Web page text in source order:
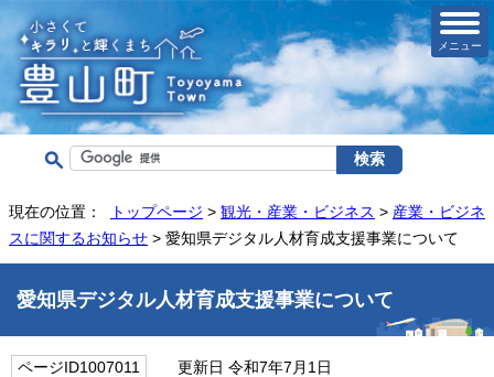
メニュー
現在の位置： トップページ > 観光・産業・ビジネス > 産業・ビジネ
スに関するお知らせ > 愛知県デジタル人材育成支援事業について
愛知県デジタル人材育成支援事業について
ページID1007011 更新日 令和7年7月1日